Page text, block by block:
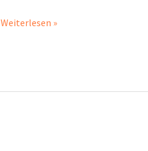
Weiterlesen »